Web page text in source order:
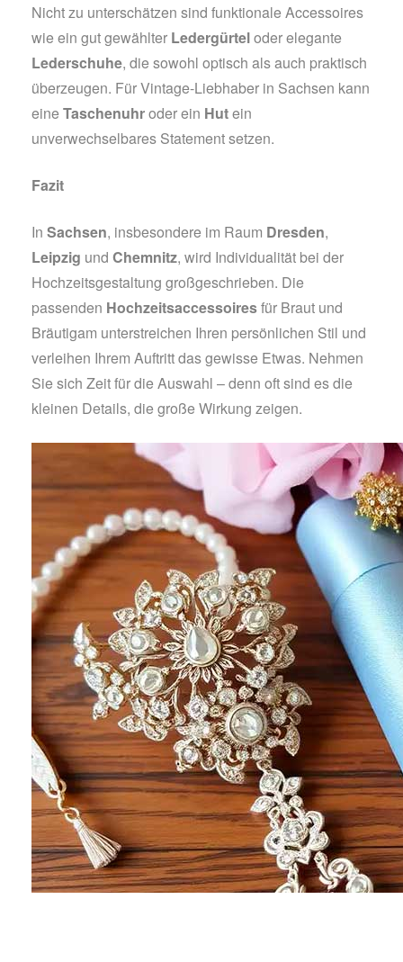
Nicht zu unterschätzen sind funktionale Accessoires
wie ein gut gewählter Ledergürteloder elegante
Lederschuhe, die sowohl optisch als auch praktisch
überzeugen. Für Vintage-Liebhaber in Sachsen kann
eine Taschenuhroder ein Hutein
unverwechselbares Statement setzen.
Fazit
In Sachsen, insbesondere im Raum Dresden,
Leipzig und Chemnitz, wird Individualität bei der
Hochzeitsgestaltung großgeschrieben. Die
passenden Hochzeitsaccessoiresfür Braut und
Bräutigam unterstreichen Ihren persönlichen Stil und
verleihen Ihrem Auftritt das gewisse Etwas. Nehmen
Sie sich Zeit für die Auswahl – denn oft sind es die
kleinen Details, die große Wirkung zeigen.